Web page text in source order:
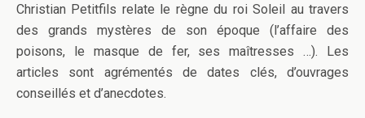
Christian Petitfils relate le règne du roi Soleil au travers
des grands mystères de son époque (l’affaire des
poisons, le masque de fer, ses maîtresses …). Les
articles sont agrémentés de dates clés, d’ouvrages
conseillés et d’anecdotes.